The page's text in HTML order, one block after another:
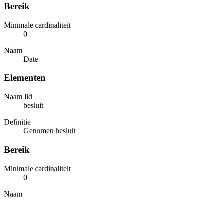
Bereik
Minimale cardinaliteit
0
Naam
Date
Elementen
Naam lid
besluit
Definitie
Genomen besluit
Bereik
Minimale cardinaliteit
0
Naam